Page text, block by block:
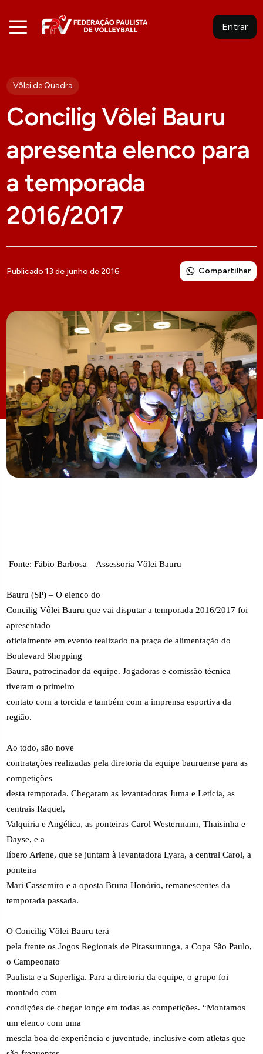
Entrar
Vôlei de Quadra
Concilig Vôlei Bauru
apresenta elenco para
a temporada
2016/2017
Publicado 13 de junho de 2016 Compartilhar
Fonte: Fábio Barbosa – Assessoria Vôlei Bauru
Bauru (SP) – O elenco do
Concilig Vôlei Bauru que vai disputar a temporada 2016/2017 foi
apresentado
oficialmente em evento realizado na praça de alimentação do
Boulevard Shopping
Bauru, patrocinador da equipe. Jogadoras e comissão técnica
tiveram o primeiro
contato com a torcida e também com a imprensa esportiva da
região.
Ao todo, são nove
contratações realizadas pela diretoria da equipe bauruense para as
competições
desta temporada. Chegaram as levantadoras Juma e Letícia, as
centrais Raquel,
Valquiria e Angélica, as ponteiras Carol Westermann, Thaisinha e
Dayse, e a
líbero Arlene, que se juntam à levantadora Lyara, a central Carol, a
ponteira
Mari Cassemiro e a oposta Bruna Honório, remanescentes da
temporada passada.
O Concilig Vôlei Bauru terá
pela frente os Jogos Regionais de Pirassununga, a Copa São Paulo,
o Campeonato
Paulista e a Superliga. Para a diretoria da equipe, o grupo foi
montado com
condições de chegar longe em todas as competições. “Montamos
um elenco com uma
mescla boa de experiência e juventude, inclusive com atletas que